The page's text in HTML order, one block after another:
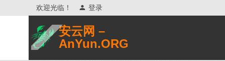
欢迎光临！ 登录
安云网 –
AnYun.ORG